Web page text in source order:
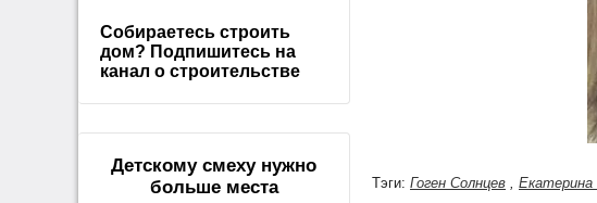
Тэги: Гоген Солнцев , Екатерина
Собираетесь строить
дом? Подпишитесь на
канал о строительстве
Детскому смеху нужно
больше места